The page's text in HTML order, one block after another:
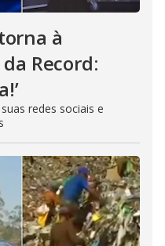
à
Record:
redes sociais e